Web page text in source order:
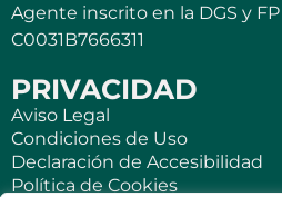
Agente inscrito en la DGS y
C0031B7666311
PRIVACIDAD
Aviso Legal
Condiciones de Uso
Declaración de Accesibilidad
Política de Cookies